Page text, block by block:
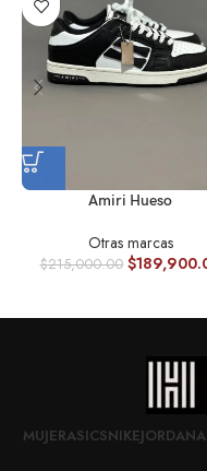
Amiri Hueso
Otras marcas
$215,000.00 $
MUJERASICSNIKEJORDAN